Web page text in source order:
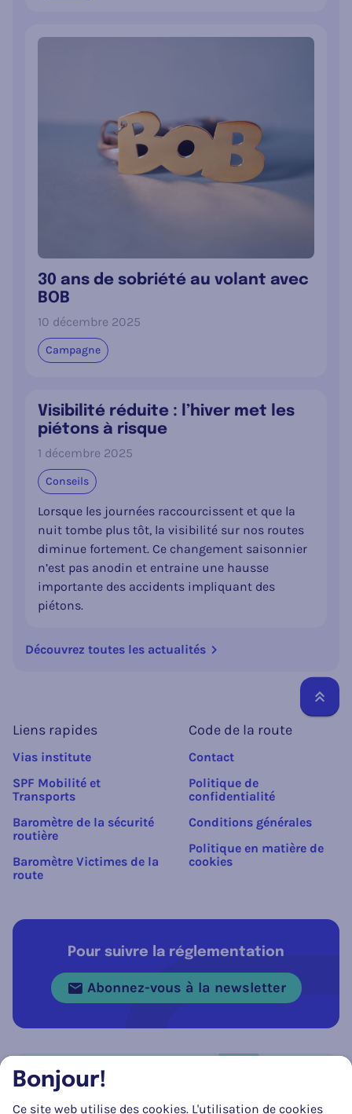
30 ans de sobriété au volant avec
BOB
10 décembre 2025
Campagne
Visibilité réduite : l’hiver met les
piétons à risque
1 décembre 2025
Conseils
Lorsque les journées raccourcissent et que la
nuit tombe plus tôt, la visibilité sur nos routes
diminue fortement. Ce changement saisonnier
n’est pas anodin et entraine une hausse
importante des accidents impliquant des
piétons.
Découvrez toutes les actualités
Liens rapides
Vias institute
SPF Mobilité et
Transports
Baromètre de la sécurité
routière
Baromètre Victimes de la
route
Code de la route
Contact
Politique de
confidentialité
Conditions générales
Politique en matière de
cookies
Pour suivre la réglementation
Abonnez-vous à la newsletter
Bonjour!
Ce site web utilise des cookies. L'utilisation de cookies